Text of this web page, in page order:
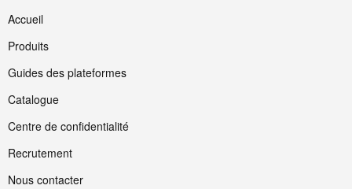
Accueil
Produits
Guides des plateformes
Catalogue
Centre de confidentialité
Recrutement
Nous contacter